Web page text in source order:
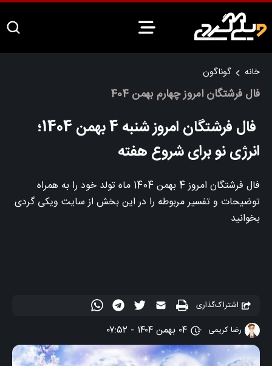
خانه گوناگون
فال فرشتگان امروز چهارم بهمن 404
فال فرشتگان امروز شنبه 4 بهمن 1404؛
انرژی نو برای شروع هفته
فال فرشتگان امروز 4 بهمن 1404 ماه تولد خود را به همراه
توضیحات و تفسیر مربوطه را در این بخش از سایت ویکی گردی
بخوانید
اشتراک‌گذاری
رضا کریمی
۰۴ بهمن ۱۴۰۴ - ۰۷:۵۲